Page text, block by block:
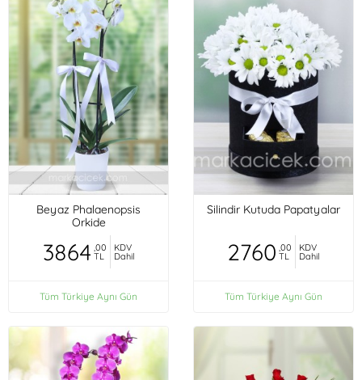
Beyaz Phalaenopsis
Orkide
3864 ,00
TL
KDV
Dahil
Tüm Türkiye Aynı Gün
Silindir Kutuda Papatyalar
2760 ,00
TL
KDV
Dahil
Tüm Türkiye Aynı Gün